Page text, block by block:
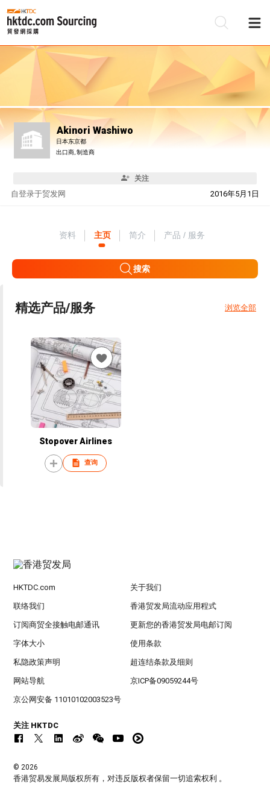
Akinori Washiwo
日本东京都
出口商, 制造商
关注
自 2016年5月1日
登录于贸发网
资料 主页 简介 产品 / 服务
搜索
精选产品/服务 浏览全部
Stopover Airlines
查询
HKTDC.com 关于我们
联络我们 香港贸发局流动应用程式
订阅商贸全接触电邮通讯 更新您的香港贸发局电邮订阅
字体大小 使用条款
私隐政策声明 超连结条款及细则
网站导航 京ICP备09059244号
京公网安备 11010102003523号
关注 HKTDC
© 2026
香港贸易发展局版权所有，对违反版权者保留一切追索权利 。